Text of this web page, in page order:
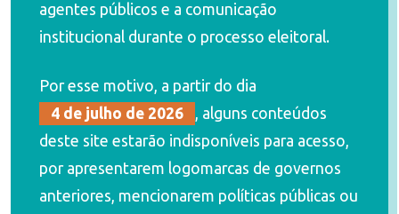
agentes públicos e a comunicação
institucional durante o processo eleitoral.
Por esse motivo, a partir do dia
4 de julho de 2026
, alguns conteúdos
deste site estarão indisponíveis para acesso,
por apresentarem logomarcas de governos
anteriores, mencionarem políticas públicas ou